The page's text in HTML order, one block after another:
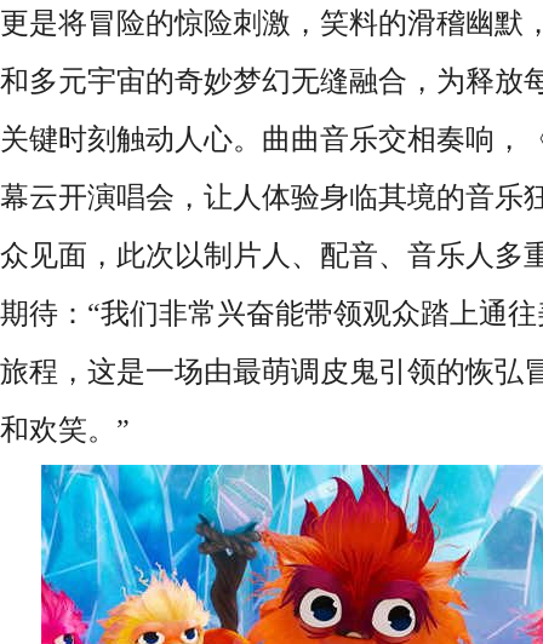
更是将冒险的惊险刺激，笑料的滑稽幽默
和多元宇宙的奇妙梦幻无缝融合，为释放
关键时刻触动人心。曲曲音乐交相奏响，
幕云开演唱会，让人体验身临其境的音乐
众见面，此次以制片人、配音、音乐人多
期待：“我们非常兴奋能带领观众踏上通
旅程，这是一场由最萌调皮鬼引领的恢弘
和欢笑。”